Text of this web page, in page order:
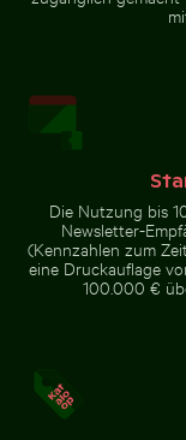
Detailreiche auf
Koh
Luftaufnahme
Die Nutzung bis
Newsletter-
(Kennzahlen zum
eine Druckauflage
100.000 €